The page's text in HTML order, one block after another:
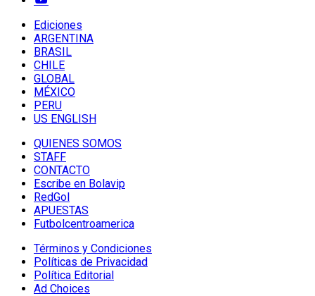
Ediciones
ARGENTINA
BRASIL
CHILE
GLOBAL
MÉXICO
PERU
US ENGLISH
QUIENES SOMOS
STAFF
CONTACTO
Escribe en Bolavip
RedGol
APUESTAS
Futbolcentroamerica
Términos y Condiciones
Políticas de Privacidad
Política Editorial
Ad Choices